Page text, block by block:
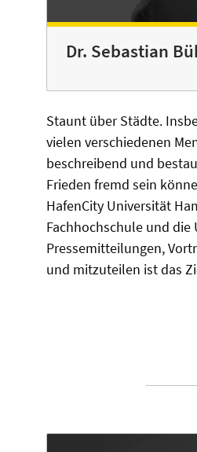
Dr. Sebastian
Staunt über Städte.
vielen verschiedenen
beschreibend und
Frieden fremd sein
HafenCity Universität
Fachhochschule und die
Pressemitteilungen,
und mitzuteilen ist das